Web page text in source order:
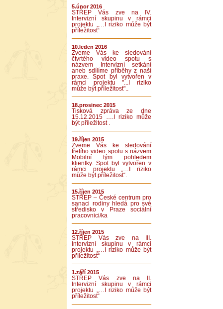
5.únor 2016
STŘEP Vás zve na IV.
Intervizní skupinu v rámci
projektu „…I riziko může být
příležitost“
10.leden 2016
Zveme Vás ke sledování
čtvrtého video spotu s
názvem Intervizní setkání
aneb sdílíme příběhy z naší
praxe. Spot byl vytvořen v
rámci projektu "...I riziko
může být příležitost"..
18.prosinec 2015
Tisková zpráva ze dne
15.12.2015 ….I riziko může
být příležitost .
19.říjen 2015
Zveme Vás ke sledování
třetího video spotu s názvem
Mobilní tým pohledem
klientky. Spot byl vytvořen v
rámci projektu „…I riziko
může být příležitost“.
15.říjen 2015
STŘEP – České centrum pro
sanaci rodiny hledá pro své
středisko v Praze sociální
pracovnici/ka
12.říjen 2015
STŘEP Vás zve na III.
Intervizní skupinu v rámci
projektu „…I riziko může být
příležitost“
1.září 2015
STŘEP Vás zve na II.
Intervizní skupinu v rámci
projektu „…I riziko může být
příležitost“